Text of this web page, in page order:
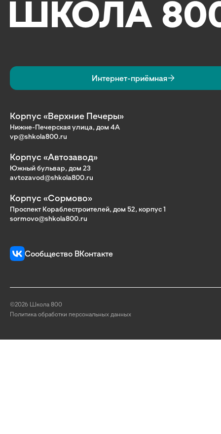
Интернет-приёмная
Корпус «Верхние Печеры»
Нижне-Печерская улица, дом 4А
vp@shkola800.ru
Корпус «Автозавод»
Южный бульвар, дом 23
avtozavod@shkola800.ru
Корпус «Сормово»
Проспект Кораблестроителей, дом 52, корпус 1
sormovo@shkola800.ru
Сообщество ВКонтакте
©2026 Школа 800
Политика обработки персональных данных